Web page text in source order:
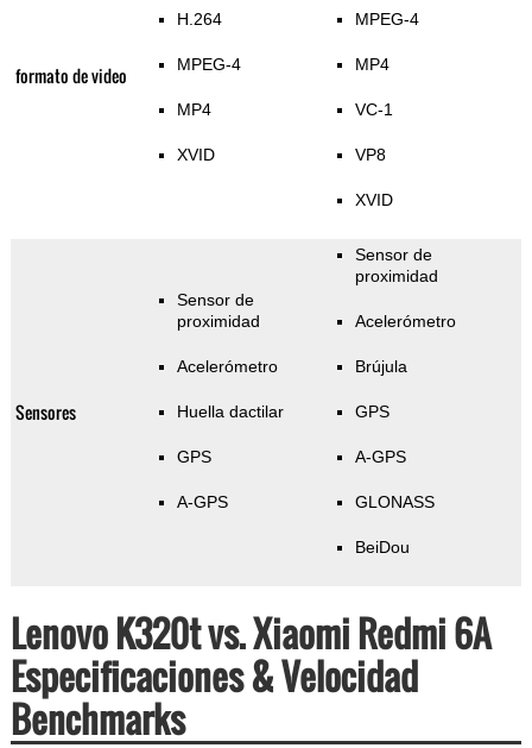
formato de video
H.264
MPEG-4
MP4
XVID
MPEG-4
MP4
VC-1
VP8
XVID
Sensores
Sensor de
proximidad
Acelerómetro
Huella dactilar
GPS
A-GPS
Sensor de
proximidad
Acelerómetro
Brújula
GPS
A-GPS
GLONASS
BeiDou
Lenovo K320t vs. Xiaomi Redmi 6A
Especificaciones & Velocidad
Benchmarks